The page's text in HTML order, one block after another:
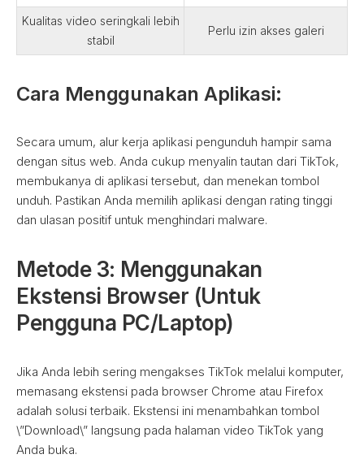
Kualitas video seringkali lebih
stabil
Perlu izin akses galeri
Cara Menggunakan Aplikasi:
Secara umum, alur kerja aplikasi pengunduh hampir sama
dengan situs web. Anda cukup menyalin tautan dari TikTok,
membukanya di aplikasi tersebut, dan menekan tombol
unduh. Pastikan Anda memilih aplikasi dengan rating tinggi
dan ulasan positif untuk menghindari malware.
Metode 3: Menggunakan
Ekstensi Browser (Untuk
Pengguna PC/Laptop)
Jika Anda lebih sering mengakses TikTok melalui komputer,
memasang ekstensi pada browser Chrome atau Firefox
adalah solusi terbaik. Ekstensi ini menambahkan tombol
\”Download\” langsung pada halaman video TikTok yang
Anda buka.